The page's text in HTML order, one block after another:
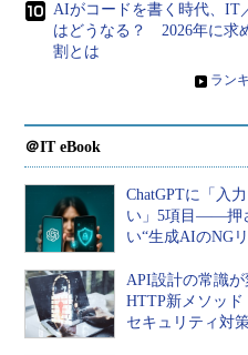
AIがコードを書く時代、IT
はどうなる？ 2026年に求
割とは
» ラン
＠IT eBook
ChatGPTに「入
い」5項目――押
い“生成AIのNG
API設計の常識
HTTP新メソッド
セキュリティ対